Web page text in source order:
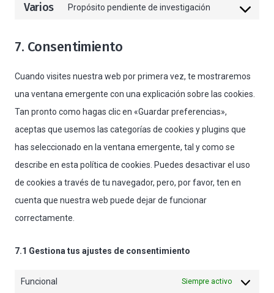
Varios
Propósito pendiente de investigación
Consent
7. Consentimiento
Cuando visites nuestra web por primera vez, te mostraremos
una ventana emergente con una explicación sobre las cookies.
Tan pronto como hagas clic en «Guardar preferencias»,
aceptas que usemos las categorías de cookies y plugins que
has seleccionado en la ventana emergente, tal y como se
describe en esta política de cookies. Puedes desactivar el uso
de cookies a través de tu navegador, pero, por favor, ten en
cuenta que nuestra web puede dejar de funcionar
correctamente.
7.1 Gestiona tus ajustes de consentimiento
Funcional Siempre activo